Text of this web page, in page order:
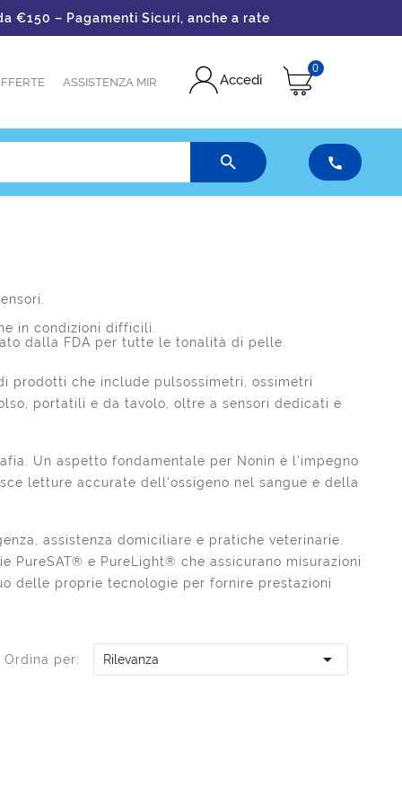
– Pagamenti Sicuri, anche a rate
ASSISTENZA MIR Accedi
0
 
in condizioni difficili.
dalla FDA per tutte le tonalità di pelle.
prodotti che include pulsossimetri, ossimetri
portatili e da tavolo, oltre a sensori dedicati e
Un aspetto fondamentale per Nonin è l'impegno
letture accurate dell'ossigeno nel sangue e della
assistenza domiciliare e pratiche veterinarie.
e PureLight® che assicurano misurazioni
delle proprie tecnologie per fornire prestazioni
Ordina per: Rilevanza 